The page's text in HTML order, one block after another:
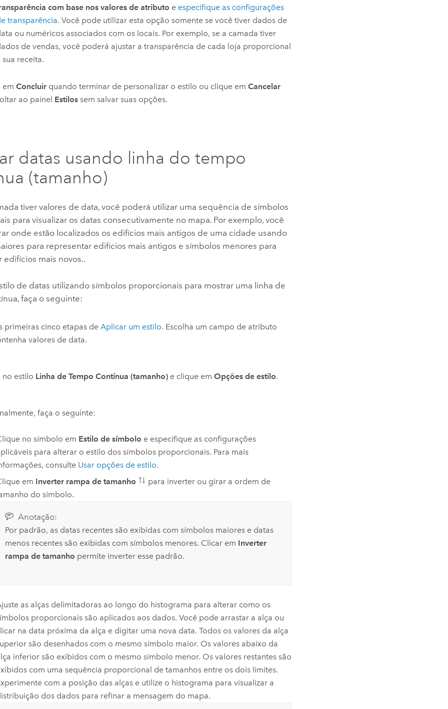
com base nos valores de atributo e especifique as configurações
transparência. Você pode utilizar esta opção somente se você tiver dados de
ou numéricos associados com os locais. Por exemplo, se a camada tiver
de vendas, você poderá ajustar a transparência de cada loja proporcional
sua receita.
emConcluir quando terminar de personalizar o estilo ou clique emCancelar
ao painel Estilos sem salvar suas opções.
datas usando linha do tempo
(tamanho)
tiver valores de data, você poderá utilizar uma sequência de símbolos
para visualizar os datas consecutivamente no mapa. Por exemplo, você
onde estão localizados os edifícios mais antigos de uma cidade usando
para representar edifícios mais antigos e símbolos menores para
edifícios mais novos..
de datas utilizando símbolos proporcionais para mostrar uma linha de
faça o seguinte:
primeiras cinco etapas deAplicar um estilo. Escolha um campo de atributo
valores de data.
no estilo Linha de Tempo Contínua (tamanho) e clique emOpções de estilo.
faça o seguinte:
no símbolo em Estilo de símbolo e especifique as configurações
para alterar o estilo dos símbolos proporcionais. Para mais
consulte Usar opções de estilo.
em Inverter rampa de tamanho
para inverter ou girar a ordem de
do símbolo.
Anotação:
Por padrão, as datas recentes são exibidas com símbolos maiores e datas
menos recentes são exibidas com símbolos menores. Clicar em Inverter
rampa de tamanho permite inverter esse padrão.
as alças delimitadoras ao longo do histograma para alterar como os
proporcionais são aplicados aos dados. Você pode arrastar a alça ou
na data próxima da alça e digitar uma nova data. Todos os valores da alça
são desenhados com o mesmo símbolo maior. Os valores abaixo da
inferior são exibidos com o mesmo símbolo menor. Os valores restantes são
com uma sequência proporcional de tamanhos entre os dois limites.
com a posição das alças e utilize o histograma para visualizar a
dos dados para refinar a mensagem do mapa.